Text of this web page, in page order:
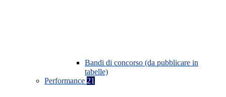
Bandi di concorso (da pubblicare in
tabelle)
Performance 21